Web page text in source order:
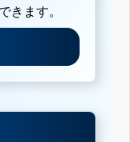
きます。